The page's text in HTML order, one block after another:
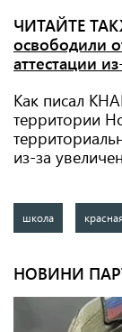
ЧИТАЙТЕ
освободили
аттестации
Как писал
территории
из-за
школа